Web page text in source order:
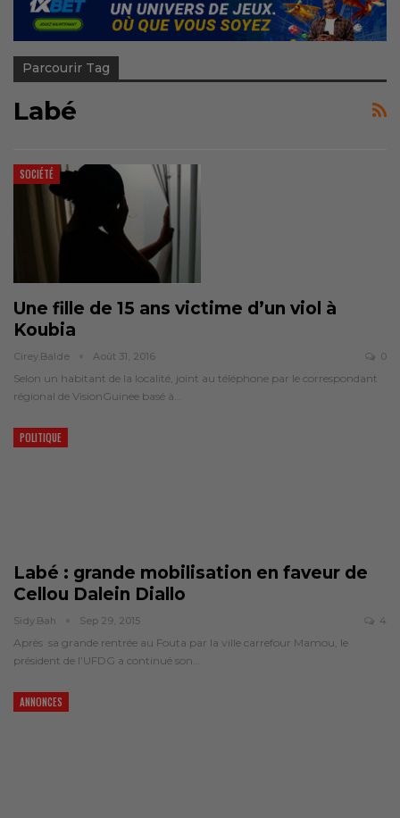
Parcourir Tag
Labé
SOCIÉTÉ
Une fille de 15 ans victime d’un viol à
Koubia
Cirey.balde Août 31, 2016 0
Selon un habitant de la localité, joint au téléphone par le correspondant
régional de VisionGuinee basé à…
POLITIQUE
Labé : grande mobilisation en faveur de
Cellou Dalein Diallo
Sidy.bah Sep 29, 2015 4
Après sa grande rentrée au Fouta par la ville carrefour Mamou, le
président de l’UFDG a continué son…
ANNONCES